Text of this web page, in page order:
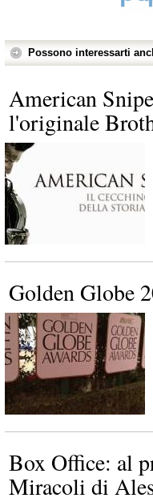
Possono interessarti
American
l'originale
Golden Globe
Box Office: al
Miracoli di